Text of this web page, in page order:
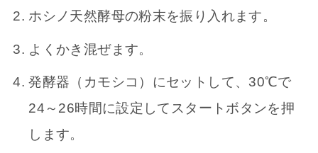
ホシノ天然酵母の粉末を振り入れます。
よくかき混ぜます。
発酵器（カモシコ）にセットして、30℃で
24～26時間に設定してスタートボタンを押
します。